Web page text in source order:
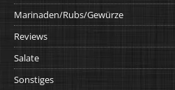
Marinaden/Rubs/Gewürze
Reviews
Salate
Sonstiges